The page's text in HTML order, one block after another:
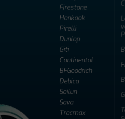
Firestone
Hankook
Pirelli
Dunlop
Giti
Continental
BFGoodrich
Debica
Sailun
Sava
Tracmax